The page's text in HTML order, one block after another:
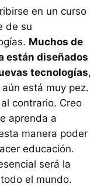
en un curso
de su
Muchos de
están diseñados
tecnologías,
está muy pez.
contrario. Creo
aprenda a
manera poder
educación.
será la
el mundo.